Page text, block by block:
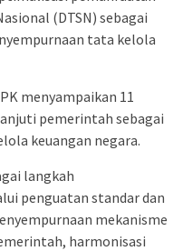
(DTSN) sebagai
tata kelola
menyampaikan 11
pemerintah sebagai
keuangan negara.
langkah
penguatan standar dan
mekanisme
harmonisasi